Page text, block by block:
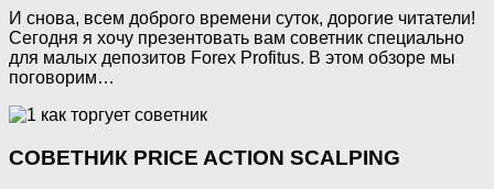
И снова, всем доброго времени суток, дорогие читатели!
Сегодня я хочу презентовать вам советник специально
для малых депозитов Forex Profitus. В этом обзоре мы
поговорим…
СОВЕТНИК PRICE ACTION SCALPING